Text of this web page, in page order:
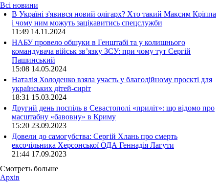
Всі новини
В Україні з'явився новий олігарх? Хто такий Максим Кріппа
і чому ним можуть зацікавитись спецслужби
11:49 14.11.2024
НАБУ провело обшуки в Генштабі та у колишнього
командувача військ зв’язку ЗСУ: при чому тут Сергій
Пашинський
15:08 14.05.2024
Наталія Холоденко взяла участь у благодійному проєкті для
українських дітей-сиріт
18:31 15.03.2024
Другий день поспіль в Севастополі «приліт»: що відомо про
масштабну «бавовну» в Криму
15:20 23.09.2023
Довели до самогубства: Сергій Хлань про смерть
ексочільника Херсонської ОДА Геннадія Лагути
21:44 17.09.2023
Смотреть больше
Архів